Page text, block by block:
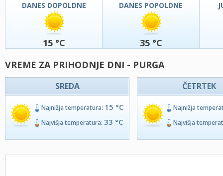
DANES DOPOLDNE
15 °C
DANES POPOLDNE
35 °C
VREME ZA PRIHODNJE DNI - PURGA
SREDA
Najnižja temperatura: 15 °C
Najvišja temperatura: 33 °C
ČETRTEK
Najnižja
Najvišja